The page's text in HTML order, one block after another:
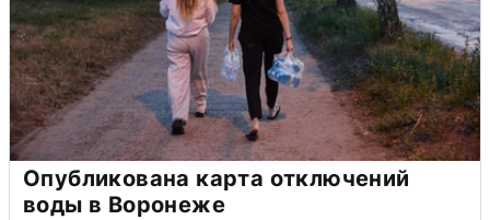
Опубликована карта отключений
воды в Воронеже